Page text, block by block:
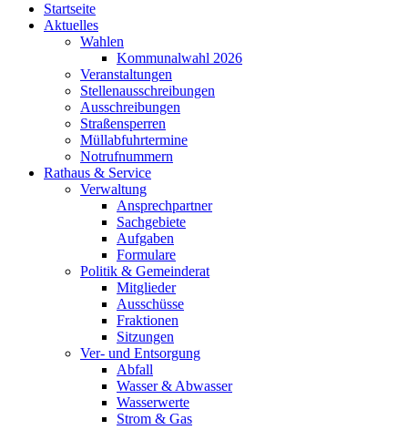
Startseite
Aktuelles
Wahlen
Kommunalwahl 2026
Veranstaltungen
Stellenausschreibungen
Ausschreibungen
Straßensperren
Müllabfuhrtermine
Notrufnummern
Rathaus & Service
Verwaltung
Ansprechpartner
Sachgebiete
Aufgaben
Formulare
Politik & Gemeinderat
Mitglieder
Ausschüsse
Fraktionen
Sitzungen
Ver- und Entsorgung
Abfall
Wasser & Abwasser
Wasserwerte
Strom & Gas